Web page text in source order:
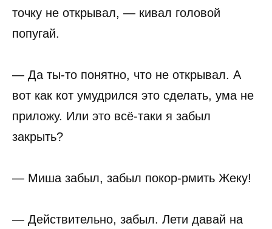
точку не открывал, — кивал головой
попугай.
— Да ты-то понятно, что не открывал. А
вот как кот умудрился это сделать, ума не
приложу. Или это всё-таки я забыл
закрыть?
— Миша забыл, забыл покор-рмить Жеку!
— Действительно, забыл. Лети давай на